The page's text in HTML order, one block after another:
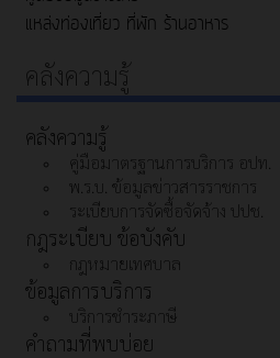
แหล่งท่องเที่ยว ที่พัก ร้านอาหาร
คลังความรู้
คลังความรู้
คู่มือมาตรฐานการบริการ อปท.
พ.ร.บ. ข้อมูลข่าวสารราชการ
ระเบียบการจัดซื้อจัดจ้าง ปปช.
กฎระเบียบ ข้อบังคับ
กฎหมายเทศบาล
ข้อมูลการบริการ
บริการชำระภาษี
คำถามที่พบบ่อย